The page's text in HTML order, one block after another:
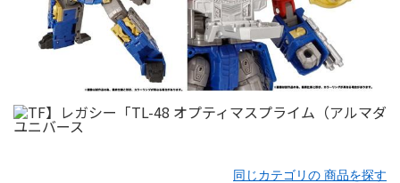
同じカテゴリの 商品を探す